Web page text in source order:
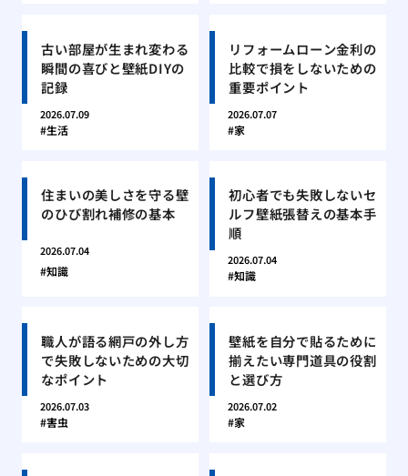
古い部屋が生まれ変わる
瞬間の喜びと壁紙DIYの
記録
2026.07.09
生活
リフォームローン金利の
比較で損をしないための
重要ポイント
2026.07.07
家
住まいの美しさを守る壁
のひび割れ補修の基本
2026.07.04
知識
初心者でも失敗しないセ
ルフ壁紙張替えの基本手
順
2026.07.04
知識
職人が語る網戸の外し方
で失敗しないための大切
なポイント
2026.07.03
害虫
壁紙を自分で貼るために
揃えたい専門道具の役割
と選び方
2026.07.02
家